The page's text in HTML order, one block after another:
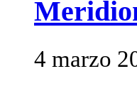
4 marzo